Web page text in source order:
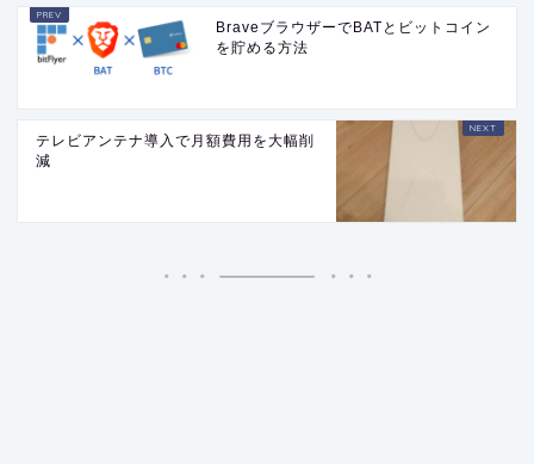
BraveブラウザーでBATとビットコイン
を貯める方法
テレビアンテナ導入で月額費用を大幅削
減